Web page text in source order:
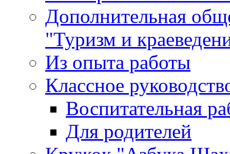
Дополнительная
"Туризм и
Из опыта работы
Классное
Воспитательная
Для родителей